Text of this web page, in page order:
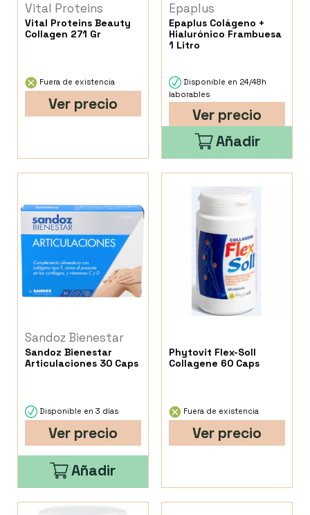
Vital Proteins
Vital Proteins Beauty
Collagen 271 Gr
Fuera de existencia
Ver precio
Epaplus
Epaplus Colágeno +
Hialurónico Frambuesa
1 Litro
Disponible en 24/48h
laborables
Ver precio
Añadir
Sandoz Bienestar
Sandoz Bienestar
Articulaciones 30 Caps
Disponible en 3 días
Ver precio
Añadir
Phytovit Flex-Soll
Collagene 60 Caps
Fuera de existencia
Ver precio